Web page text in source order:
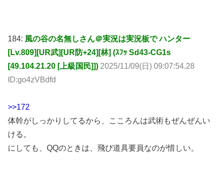
184: 風の谷の名無しさん＠実況は実況板で ハンター
[Lv.809][UR武][UR防+24][林] (ｽﾌｯ Sd43-CG1s
[49.104.21.20 [上級国民]]) 2025/11/09(日) 09:07:54.28
ID:go4zVBdfd
>>172
体幹がしっかりしてるから、こころんは武術もぜんぜんい
ける。
にしても、QQのときは、飛び道具要員なのが惜しい。